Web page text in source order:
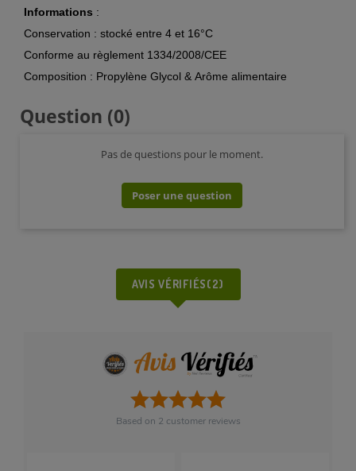
Informations :
Conservation : stocké entre 4 et 16°C
Conforme au règlement 1334/2008/CEE
Composition : Propylène Glycol & Arôme alimentaire
Question (0)
Pas de questions pour le moment.
Poser une question
AVIS VÉRIFIÉS(2)
Based on 2 customer reviews